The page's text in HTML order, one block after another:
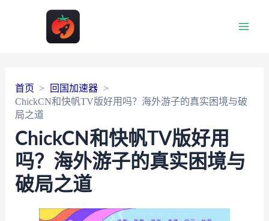
首页
回国加速器
ChickCN和快帆TV版好用吗？海外游子的真实困境与破
局之道
ChickCN和快帆TV版好用
吗？海外游子的真实困境与
破局之道